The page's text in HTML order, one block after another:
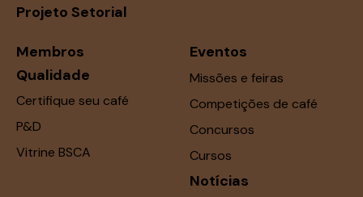
Projeto Setorial
Membros
Qualidade
Certifique seu café
P&D
Vitrine BSCA
Eventos
Missões e feiras
Competições de café
Concursos
Cursos
Notícias